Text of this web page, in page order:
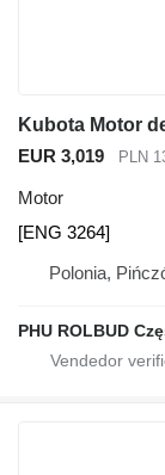
EUR 3,019 PLN
Motor
[ENG 3264]
Polonia,
PHU ROLBUD